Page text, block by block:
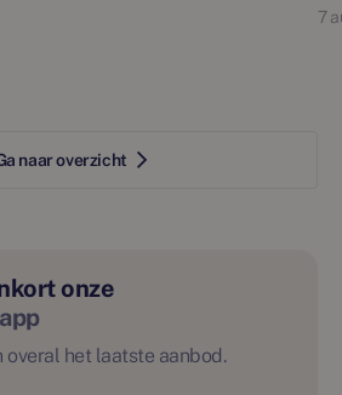
7
naar overzicht
onze
overal het laatste aanbod.